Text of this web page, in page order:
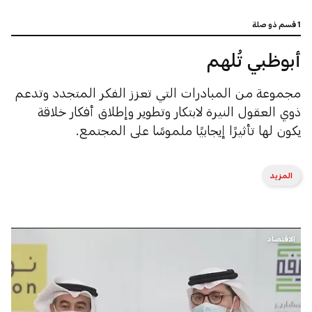
1 قسم ذو صلة
أبوظبي تُلهم
مجموعة من المبادرات التي تعزز الفكر المتجدد وتدعم
ذوي العقول النيرة لابتكار وتطوير وإطلاق أفكار خلاقة
يكون لها تأثيرًا إيجابيًا ملموسًا على المجتمع.
المزيد
الاقتصاد